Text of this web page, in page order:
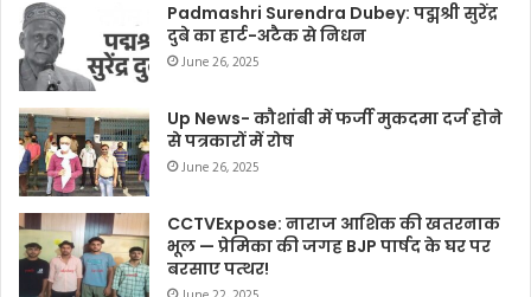
Padmashri Surendra Dubey: पद्मश्री सुरेंद्र
दुबे का हार्ट-अटैक से निधन
June 26, 2025
Up News- कौशांबी में फर्जी मुकदमा दर्ज होने
से पत्रकारों में रोष
June 26, 2025
CCTVExpose: नाराज आशिक की खतरनाक
भूल — प्रेमिका की जगह BJP पार्षद के घर पर
बरसाए पत्थर!